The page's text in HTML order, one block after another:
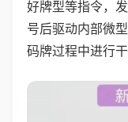
好牌型等指令，
号后驱动内部微
码牌过程中进行